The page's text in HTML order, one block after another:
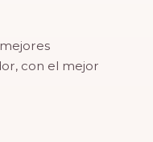
con el mejor